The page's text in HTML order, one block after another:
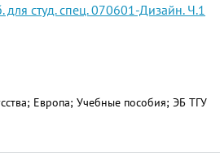
для студ. спец. 070601-Дизайн. Ч.1
Европа; Учебные пособия; ЭБ ТГУ